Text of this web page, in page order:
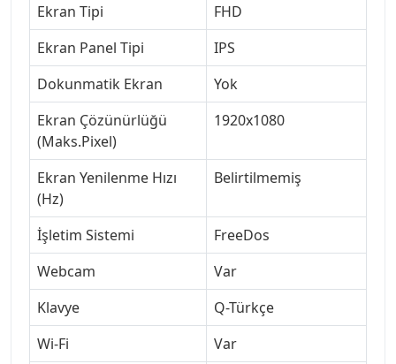
Ekran Tipi
FHD
Ekran Panel Tipi
IPS
Dokunmatik Ekran
Yok
Ekran Çözünürlüğü
(Maks.Pixel)
1920x1080
Ekran Yenilenme Hızı
(Hz)
Belirtilmemiş
İşletim Sistemi
FreeDos
Webcam
Var
Klavye
Q-Türkçe
Wi-Fi
Var